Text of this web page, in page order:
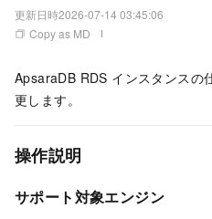
更新日時2026-07-14 03:45:06
Copy as MD
ApsaraDB RDS インスタンスの
更します。
操作説明
サポート対象エンジン